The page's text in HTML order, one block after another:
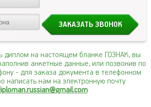
диплом на настоящем бланке ГОЗНАК, вы
анкетные данные, или позвонив по
- для заказа документа в телефонном
написать нам на электронную почту